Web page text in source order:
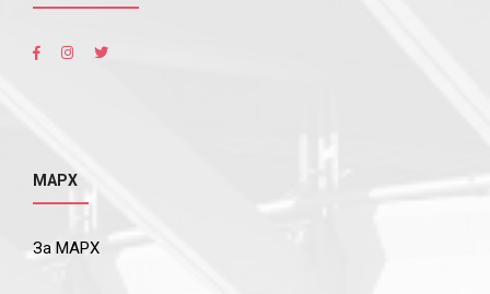
МАРХ
За МАРХ